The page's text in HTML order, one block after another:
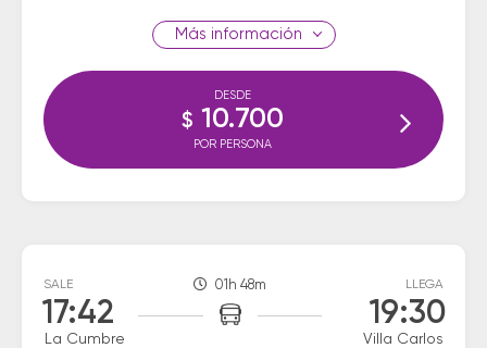
información
DESDE
$ 10.700
POR PERSONA
SALE
17:42
La Cumbre
01h 48m LLEGA
19:30
Villa Carlos